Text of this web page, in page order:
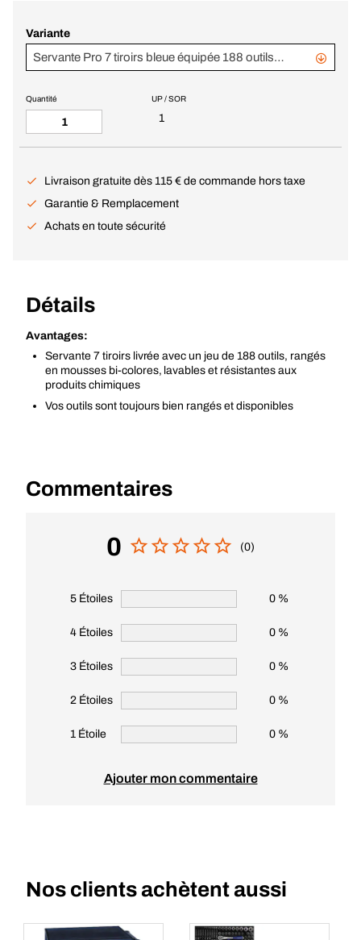
Variante
Servante Pro 7 tiroirs bleue équipée 188 outils mousse
UP / SOR
1
Quantité
Livraison gratuite dès 115 € de commande hors taxe
Garantie & Remplacement
Achats en toute sécurité
Détails
Avantages:
Servante 7 tiroirs livrée avec un jeu de 188 outils, rangés
en mousses bi-colores, lavables et résistantes aux
produits chimiques
Vos outils sont toujours bien rangés et disponibles
Commentaires
0 (0)
5 Étoiles 0 %
4 Étoiles 0 %
3 Étoiles 0 %
2 Étoiles 0 %
1 Étoile 0 %
Ajouter mon commentaire
Nos clients achètent aussi